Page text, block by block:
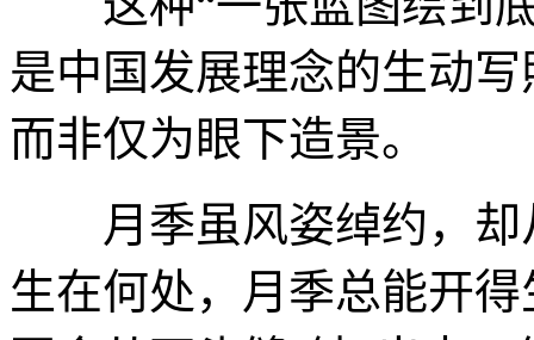
是中国发展理念的生动
而非仅为眼下造景。
月季虽风姿绰约，却
生在何处，月季总能开